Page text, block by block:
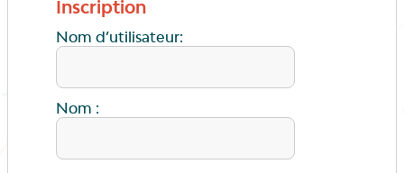
Inscription
Nom d’utilisateur:
Nom :